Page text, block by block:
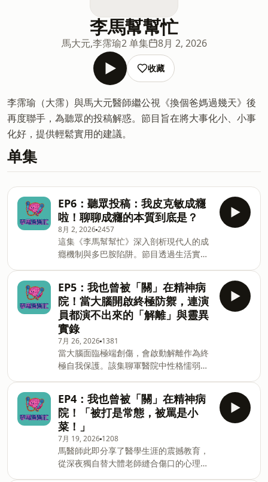
李馬幫幫忙
馬大元,李霈瑜2 单集 8月 2, 2026
收藏
李霈瑜（大霈）與馬大元醫師繼公視《換個爸媽過幾天》後
再度聯手，為聽眾的投稿解惑。節目旨在將大事化小、小事
化好，提供輕鬆實用的建議。
单集
EP6：聽眾投稿：我皮克敏成癮
啦！聊聊成癮的本質到底是？
8月 2, 20262457
這集《李馬幫幫忙》深入剖析現代人的成
癮機制與多巴胺陷阱。節目透過生活實例
音、遊戲）如何麻痺焦慮，並帶領聽眾進
行覺察與微小停頓，學習勇敢面對內心空
虛，重新在真實生活中找回深層的成就感
與幸福。 -- Hosting provided by
SoundOn
EP5：我也曾被「關」在精神病
院！當大腦開啟終極防禦，連演
員都演不出來的「解離」與靈異
實錄
7月 26, 2026 1381
當大腦面臨極端創傷，會啟動解離作為終
極自我保護。該集聊軍醫院中性格懦弱的
氣場強大的「大哥」人格，其眼神與生理
轉變連演員都無法偽裝，最後從醫學與靈
異的交織中，帶領我們理解並接受靈魂深
處的生命苦難與感動。 -- Hosting
provided by SoundOn
EP4：我也曾被「關」在精神病
院！「被打是常態，被罵是小
菜！」
7月 19, 2026 1208
馬醫師此即分享了醫學生涯的震撼教育，
從深夜獨自替大體老師縫合傷口的心理衝